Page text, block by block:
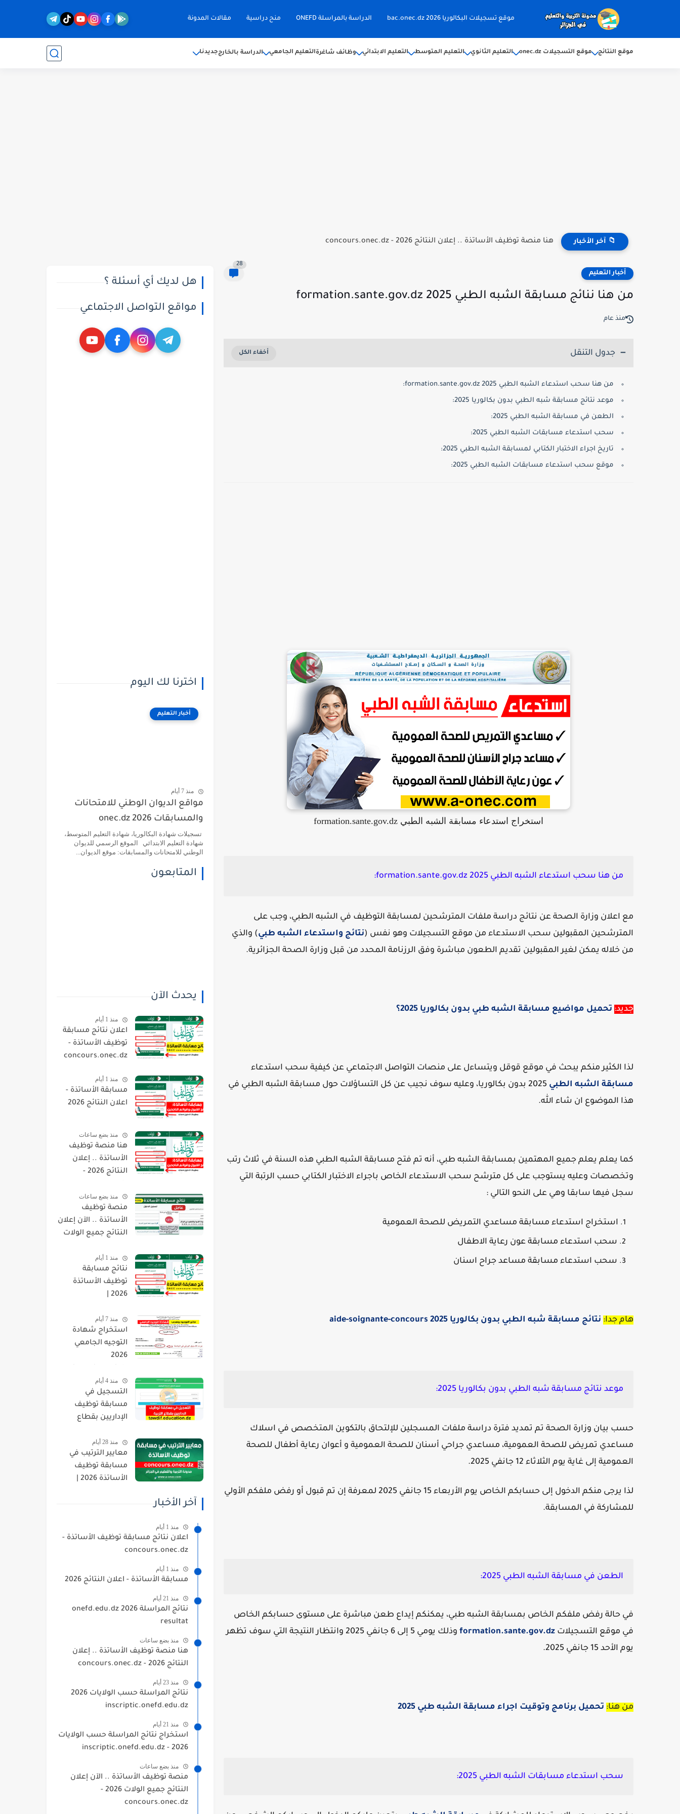
موقع تسجيلات البكالوريا 2026 bac.onec.dz الدراسة بالمراسلة ONEFD منح دراسية مقالات المدونة
موقع النتائج موقع التسجيلات onec.dz التعليم الثانوي التعليم المتوسط التعليم الابتدائي وظائف شاغرةالتعليم الجامعي الدراسة بالخارججديدنا
📁 آخر الأخبار هنا منصة توظيف الأساتذة .. إعلان النتائج 2026 - concours.onec.dz
أخبار التعليم
28
من هنا ننائج مسابقة الشبه الطبي 2025 formation.sante.gov.dz
منذ عام
جدول التنقل
من هنا سحب استدعاء الشبه الطبي 2025 formation.sante.gov.dz:
موعد نتائج مسابقة شبه الطبي بدون بكالوريا 2025:
الطعن في مسابقة الشبه الطبي 2025:
سحب استدعاء مسابقات الشبه الطبي 2025:
تاريخ اجراء الاختبار الكتابي لمسابقة الشبه الطبي 2025:
موقع سحب استدعاء مسابقات الشبه الطبي 2025:
استخراج استدعاء مسابقة الشبه الطبي formation.sante.gov.dz
من هنا سحب استدعاء الشبه الطبي 2025 formation.sante.gov.dz:
مع اعلان وزارة الصحة عن نتائج دراسة ملفات المترشحين لمسابقة التوظيف في الشبه الطبي، وجب على
المترشحين المقبولين سحب الاستدعاء من موقع التسجيلات وهو نفس (نتائج واستدعاء الشبه طبي) والذي
من خلاله يمكن لغير المقبولين تقديم الطعون مباشرة وفق الرزنامة المحدد من قبل وزارة الصحة الجزائرية.
جديد: تحميل مواضيع مسابقة الشبه طبي بدون بكالوريا 2025؟
لذا الكثير منكم يبحث في موقع قوقل ويتساءل على منصات التواصل الاجتماعي عن كيفية سحب استدعاء
مسابقة الشبه الطبي
2025 بدون بكالوريا، وعليه سوف نجيب عن كل التساؤلات حول مسابقة الشبه الطبي في
هذا الموضوع ان شاء الله.
كما يعلم يعلم جميع المهتمين بمسابقة الشبه طبي، أنه تم فتح مسابقة الشبه الطبي هذه السنة في ثلاث رتب
وتخصصات وعليه يستوجب على كل مترشح سحب الاستدعاء الخاص باجراء الاختبار الكتابي حسب الرتبة التي
سجل فيها سابقا وهي على النحو التالي :
استخراج استدعاء مسابقة مساعدي التمريض للصحة العمومية
سحب استدعاء مسابقة عون رعاية الاطفال
سحب استدعاء مسابقة مساعد جراح اسنان
هام جدا: نتائج مسابقة شبه الطبي بدون بكالوريا 2025 aide-soignante-concours
موعد نتائج مسابقة شبه الطبي بدون بكالوريا 2025:
حسب بيان وزارة الصحة تم تمديد فترة دراسة ملفات المسجلين للإلتحاق بالتكوين المتخصص في اسلاك
مساعدي تمريض للصحة العمومية، مساعدي جراحي أسنان للصحة العمومية و أعوان رعاية أطفال للصحة
العمومية إلى غاية يوم الثلاثاء 12 جانفي 2025.
لذا يرجى منكم الدخول إلى حسابكم الخاص يوم الأربعاء 15 جانفي 2025 لمعرفة إن تم قبول أو رفض ملفكم الأولي
للمشاركة في المسابقة.
الطعن في مسابقة الشبه الطبي 2025:
في حالة رفض ملفكم الخاص بمسابقة الشبه طبي، يمكنكم إيداع طعن مباشرة على مستوى حسابكم الخاص
في موقع التسجيلات formation.sante.gov.dz
وذلك يومي 5 إلى 6 جانفي 2025 وانتظار النتيجة التي سوف تظهر
يوم الأحد 15 جانفي 2025.
من هنا: تحميل برنامج وتوقيت اجراء مسابقة الشبه طبي 2025
سحب استدعاء مسابقات الشبه الطبي 2025:
هل لديك أي أسئلة ؟
مواقع التواصل الاجتماعي
اخترنا لك اليوم
أخبار التعليم
منذ 7 أيام
مواقع الديوان الوطني للامتحانات
والمسابقات 2026 onec.dz
تسجيلات شهادة البكالوريا، شهادة التعليم المتوسط،
شهادة التعليم الابتدائي الموقع الرسمي للديوان
الوطني للامتحانات والمسابقات: موقع الديوان...
المتابعون
يحدث الآن
منذ 1 أيام
اعلان نتائج مسابقة
توظيف الأساتذة -
concours.onec.dz
منذ 1 أيام
مسابقة الأساتذة -
اعلان النتائج 2026
منذ بضع ساعات
هنا منصة توظيف
الأساتذة .. إعلان
النتائج 2026 -
منذ بضع ساعات
منصة توظيف
الأساتذة .. الآن إعلان
النتائج جميع الولات
concours.onec.dz
منذ 1 أيام
نتائج مسابقة
توظيف الأساتذة
résultat
منذ 7 أيام
استخراج شهادة
التوجيه الجامعي
2026
منذ 4 أيام
التسجيل في
مسابقة توظيف
الإداريين بقطاع
tawdif.education.dz
منذ 28 أيام
معايير الترتيب في
مسابقة توظيف
آخر الأخبار
منذ 1 أيام
اعلان نتائج مسابقة توظيف الأساتذة -
concours.onec.dz
منذ 1 أيام
مسابقة الأساتذة - اعلان النتائج 2026
منذ 21 أيام
نتائج المراسلة 2026 onefd.edu.dz
resultat
منذ بضع ساعات
هنا منصة توظيف الأساتذة .. إعلان
النتائج 2026 - concours.onec.dz
منذ 23 أيام
نتائج المراسلة حسب الولايات 2026
inscriptic.onefd.edu.dz
منذ 21 أيام
استخراج نتائج المراسلة حسب الولايات
2026 - inscriptic.onefd.edu.dz
منذ بضع ساعات
منصة توظيف الأساتذة .. الآن إعلان
النتائج جميع الولات 2026 -
concours.onec.dz